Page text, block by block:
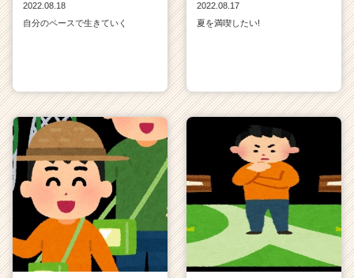
2022.08.18
自分のペースで生きていく
2022.08.17
夏を満喫したい!